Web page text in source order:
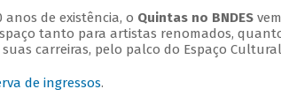
anos de existência, o Quintas no BNDES
tanto para artistas renomados,
carreiras, pelo palco do Espaço Cultural
de ingressos.